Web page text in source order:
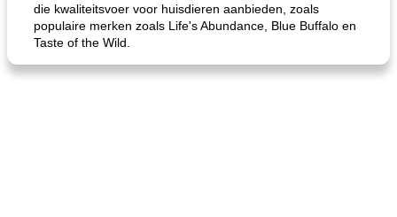
die kwaliteitsvoer voor huisdieren aanbieden, zoals
populaire merken zoals Life's Abundance, Blue Buffalo en
Taste of the Wild.